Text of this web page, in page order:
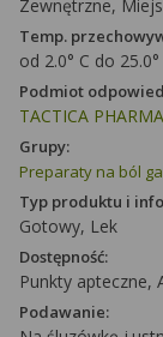
Zewnętrzne,
Temp.
od 2.0° C do 25.0°
Podmiot
TACTICA
Grupy:
Preparaty na ból
Typ produktu i
Gotowy, Lek
Dostępność:
Punkty apteczne,
Podawanie: